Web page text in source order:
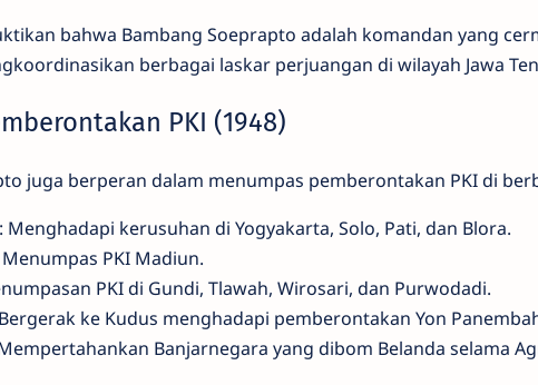
bahwa Bambang Soeprapto adalah komandan yang
berbagai laskar perjuangan di wilayah Jawa
PKI (1948)
juga berperan dalam menumpas pemberontakan PKI di
Menghadapi kerusuhan di Yogyakarta, Solo, Pati, dan Blora.
PKI Madiun.
PKI di Gundi, Tlawah, Wirosari, dan Purwodadi.
ke Kudus menghadapi pemberontakan Yon
Banjarnegara yang dibom Belanda selama